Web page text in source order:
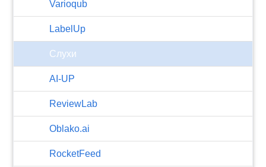
Varioqub
LabelUp
Слухи
AI-UP
ReviewLab
Oblako.ai
RocketFeed